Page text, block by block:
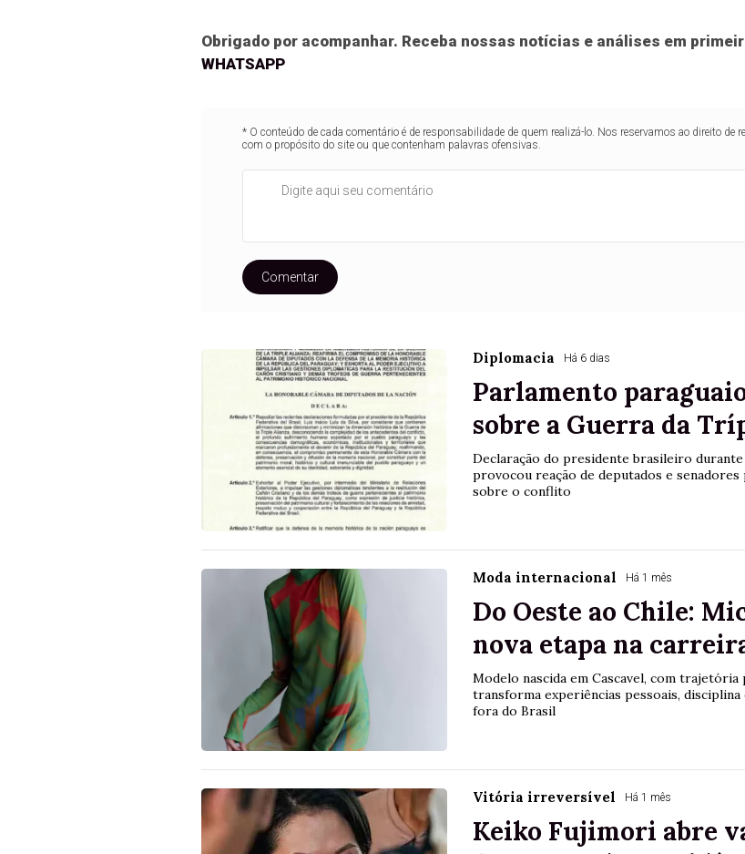
Obrigado por acompanhar. Receba nossas notícias e análises em
WHATSAPP
* O conteúdo de cada comentário é de responsabilidade de quem realizá-lo. Nos reservamos ao direito de
com o propósito do site ou que contenham palavras ofensivas.
Comentar
Diplomacia Há 6 dias
Parlamento
sobre a Guerra da
Declaração do presidente brasileiro durante
provocou reação de deputados e
sobre o conflito
Moda internacional Há 1 mês
Do Oeste ao Chile:
nova etapa na
Modelo nascida em Cascavel, com
transforma experiências pessoais,
fora do Brasil
Vitória irreversível Há 1 mês
Keiko Fujimori abre